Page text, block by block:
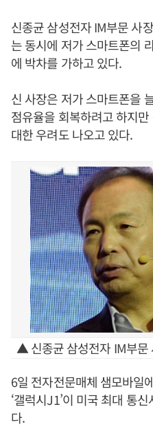
신종균 삼성전자 IM부문 사
는 동시에 저가 스마트폰의
에 박차를 가하고 있다.
신 사장은 저가 스마트폰을
점유율을 회복하려고 하지
대한 우려도 나오고 있다.
▲ 신종균 삼성전자 IM부문
6일 전자전문매체 샘모바일
‘갤럭시J1’이 미국 최대 통
다.